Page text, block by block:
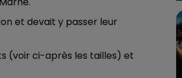
et devait y passer leur
(voir ci-après les tailles) et